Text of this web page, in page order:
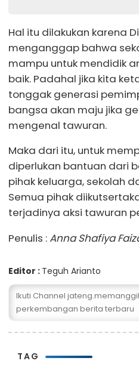
Hal itu dilakukan karena
menganggap bahwa
mampu untuk mendidik
baik. Padahal jika kita
tonggak generasi
bangsa akan maju jika
mengenal tawuran.
Maka dari itu, untuk
diperlukan bantuan dari
pihak keluarga, sekolah
Semua pihak
terjadinya aksi tawuran
Penulis :Anna Shafiya
Editor : Teguh Arianto
Ikuti Channel
perkembangan berita terbaru
TAG